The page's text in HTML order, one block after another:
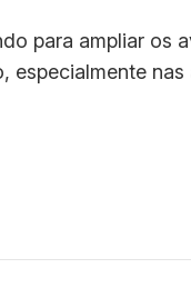
para ampliar os